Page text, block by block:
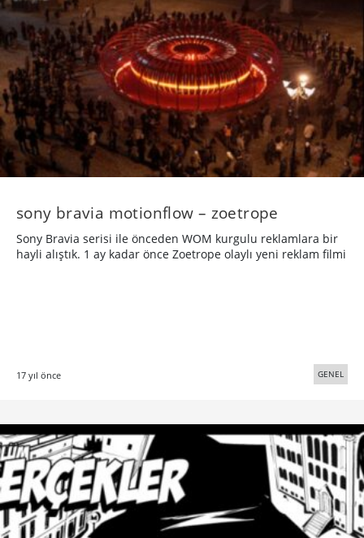
sony bravia motionflow – zoetrope
Sony Bravia serisi ile önceden WOM kurgulu reklamlara bir
hayli alıştık. 1 ay kadar önce Zoetrope olaylı yeni reklam filmi
17 yıl önce GENEL